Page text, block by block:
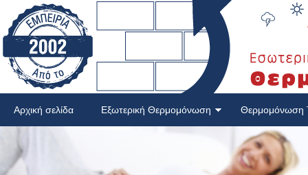
Αρχική σελίδα Εξωτερική Θερμομόνωση Θερμομόνωση